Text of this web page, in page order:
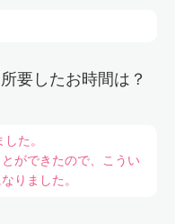
要したお時間は？
た。
ができたので、こうい
りました。